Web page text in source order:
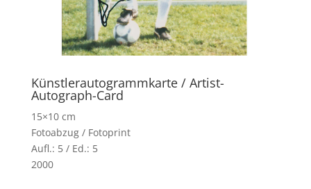
Künstlerautogrammkarte / Artist-
Autograph-Card
15×10 cm
Fotoabzug / Fotoprint
Aufl.: 5 / Ed.: 5
2000